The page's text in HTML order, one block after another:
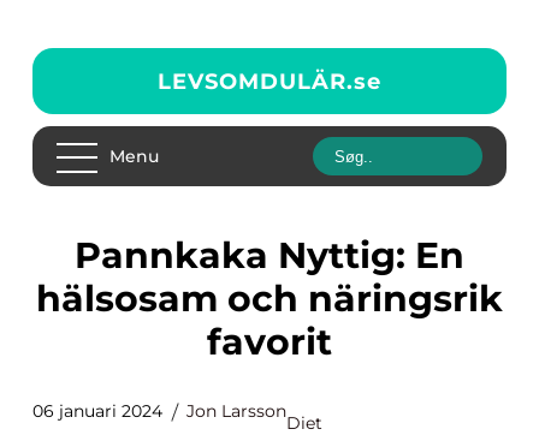
LEVSOMDULÄR.se
Menu
Pannkaka Nyttig: En
hälsosam och näringsrik
favorit
06 januari 2024 Jon Larsson
Diet